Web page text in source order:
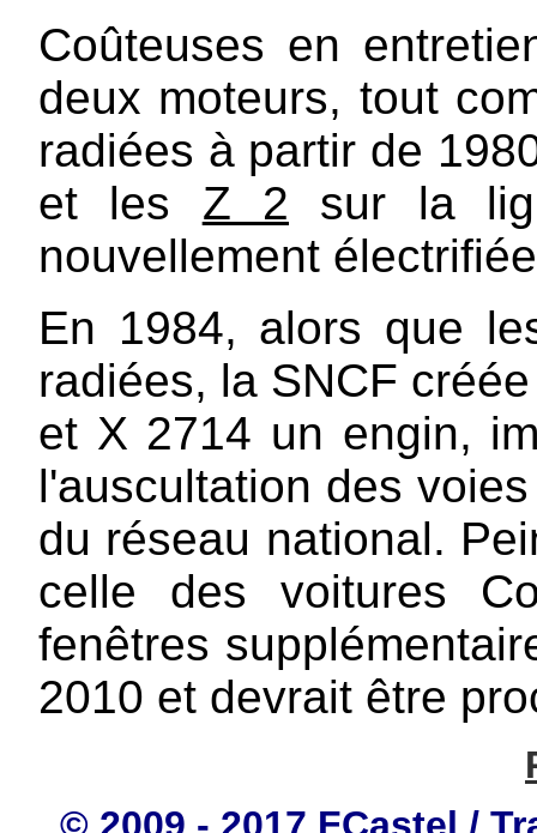
Coûteuses en
deux moteurs, tout
radiées à partir de
et les Z 2 sur la
nouvellement
En 1984, alors que
radiées, la SNCF
et X 2714 un engin,
l'auscultation des
du réseau national.
celle des voitures
fenêtres
2010 et devrait être